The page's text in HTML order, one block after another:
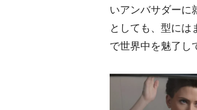
いアンバサダーに
としても、型には
で世界中を魅了し